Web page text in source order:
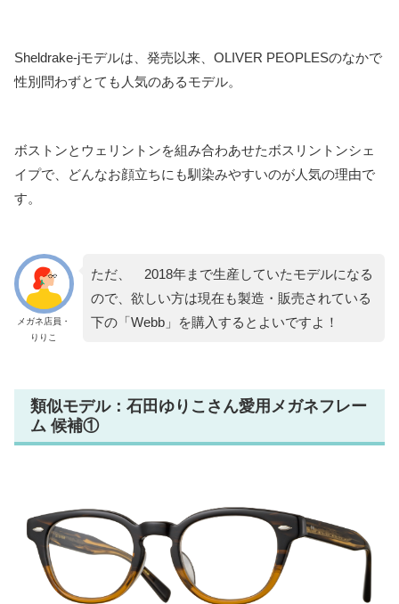
Sheldrake-jモデルは、発売以来、OLIVER PEOPLESのなかで
性別問わずとても人気のあるモデル。
ボストンとウェリントンを組み合わあせたボスリントンシェ
イプで、どんなお顔立ちにも馴染みやすいのが人気の理由で
す。
メガネ店員・
りりこ
ただ、 2018年まで生産していたモデルになる
ので、欲しい方は現在も製造・販売されている
下の「Webb」を購入するとよいですよ！
類似モデル：石田ゆりこさん愛用メガネフレー
ム 候補①